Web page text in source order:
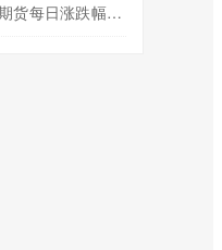
股指期货报价3秒更新(股指期货每日涨跌幅度限制)